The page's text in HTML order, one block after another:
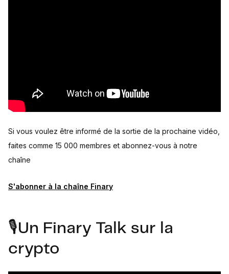
Si vous voulez être informé de la sortie de la prochaine vidéo,
faites comme 15 000 membres et abonnez-vous à notre
chaîne
S'abonner à la chaîne Finary
🎙Un Finary Talk sur la
crypto